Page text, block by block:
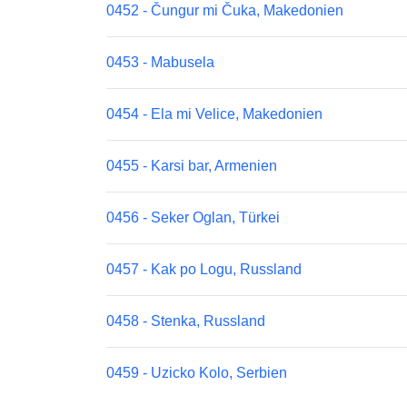
0452 - Čungur mi Čuka, Makedonien
0453 - Mabusela
0454 - Ela mi Velice, Makedonien
0455 - Karsi bar, Armenien
0456 - Seker Oglan, Türkei
0457 - Kak po Logu, Russland
0458 - Stenka, Russland
0459 - Uzicko Kolo, Serbien